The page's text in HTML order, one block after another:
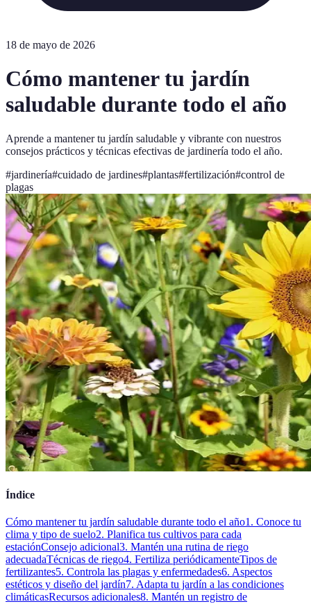
18 de mayo de 2026
Cómo mantener tu jardín
saludable durante todo el año
Aprende a mantener tu jardín saludable y vibrante con nuestros
consejos prácticos y técnicas efectivas de jardinería todo el año.
#jardinería#cuidado de jardines#plantas#fertilización#control de
plagas
Índice
Cómo mantener tu jardín saludable durante todo el año1. Conoce tu
clima y tipo de suelo2. Planifica tus cultivos para cada
estaciónConsejo adicional3. Mantén una rutina de riego
adecuadaTécnicas de riego4. Fertiliza periódicamenteTipos de
fertilizantes5. Controla las plagas y enfermedades6. Aspectos
estéticos y diseño del jardín7. Adapta tu jardín a las condiciones
climáticasRecursos adicionales8. Mantén un registro de